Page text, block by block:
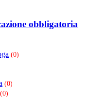
obbligatoria
(0)
(0)
(0)